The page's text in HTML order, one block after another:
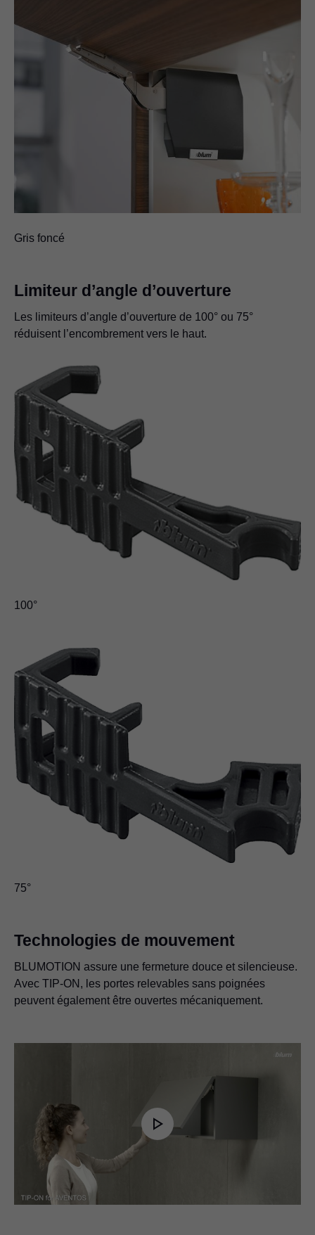
Gris foncé
Limiteur d’angle d’ouverture
Les limiteurs d’angle d’ouverture de 100° ou 75°
réduisent l’encombrement vers le haut.
100°
75°
Technologies de mouvement
BLUMOTION assure une fermeture douce et silencieuse.
Avec TIP-ON, les portes relevables sans poignées
peuvent également être ouvertes mécaniquement.
Play